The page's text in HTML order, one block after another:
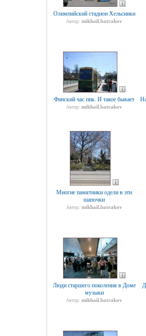
Олимпийский стадион Хельсинки
Автор: mikhail.batrakov
Финский час пик. И такое бывает
Автор: mikhail.batrakov
Многие памятники одели в эти
шапочки
Автор: mikhail.batrakov
Люди старшего поколения в Доме
музыки
Автор: mikhail.batrakov